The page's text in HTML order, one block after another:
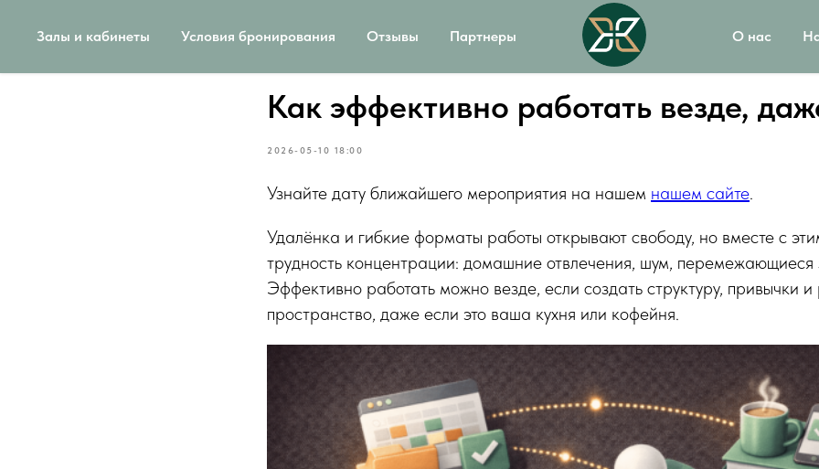
Залы и кабинеты Условия бронирования Отзывы Партнеры О нас
Как эффективно работать везде,
2026-05-10 18:00
Узнайте дату ближайшего мероприятия на нашем нашем сайте.
Удалёнка и гибкие форматы работы открывают свободу, но вместе с
трудность концентрации: домашние отвлечения, шум, перемежающиеся
Эффективно работать можно везде, если создать структуру, привычки
пространство, даже если это ваша кухня или кофейня.